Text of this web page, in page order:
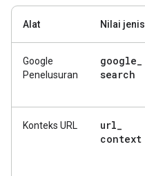
Alat Nilai jenis
Google
Penelusuran
google_
search
Konteks URL url_
context